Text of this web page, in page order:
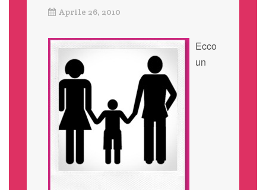
Aprile 26, 2010
Ecco
un